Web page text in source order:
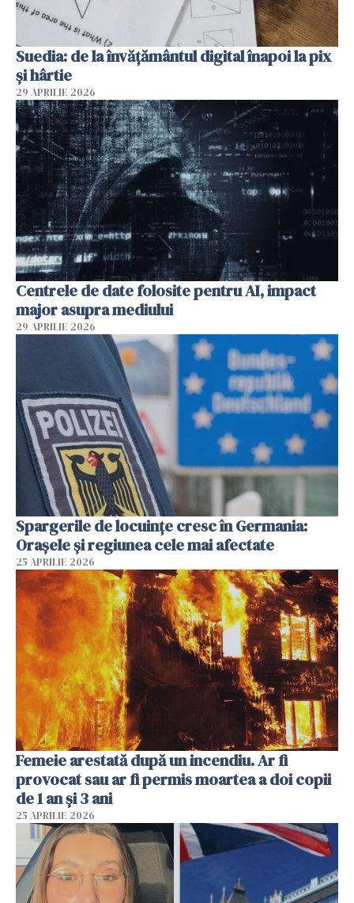
Suedia: de la învățământul digital înapoi la pix
și hârtie
29 APRILIE 2026
Centrele de date folosite pentru AI, impact
major asupra mediului
29 APRILIE 2026
Spargerile de locuințe cresc în Germania:
Orașele și regiunea cele mai afectate
25 APRILIE 2026
Femeie arestată după un incendiu. Ar fi
provocat sau ar fi permis moartea a doi copii
de 1 an și 3 ani
25 APRILIE 2026